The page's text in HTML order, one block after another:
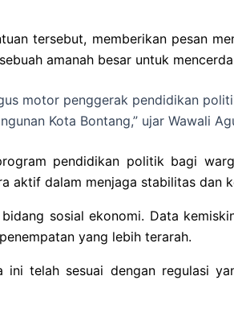
tersebut, memberikan pesan
amanah besar untuk
motor penggerak pendidikan
Kota Bontang,” ujar Wawali
pendidikan politik bagi
aktif dalam menjaga stabilitas dan
sosial ekonomi. Data
yang lebih terarah.
telah sesuai dengan regulasi